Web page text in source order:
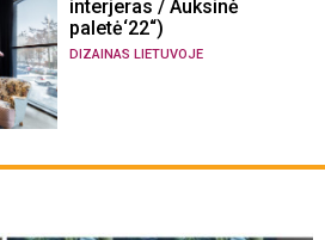
interjeras / Auksinė
paletė‘22“)
DIZAINAS LIETUVOJE